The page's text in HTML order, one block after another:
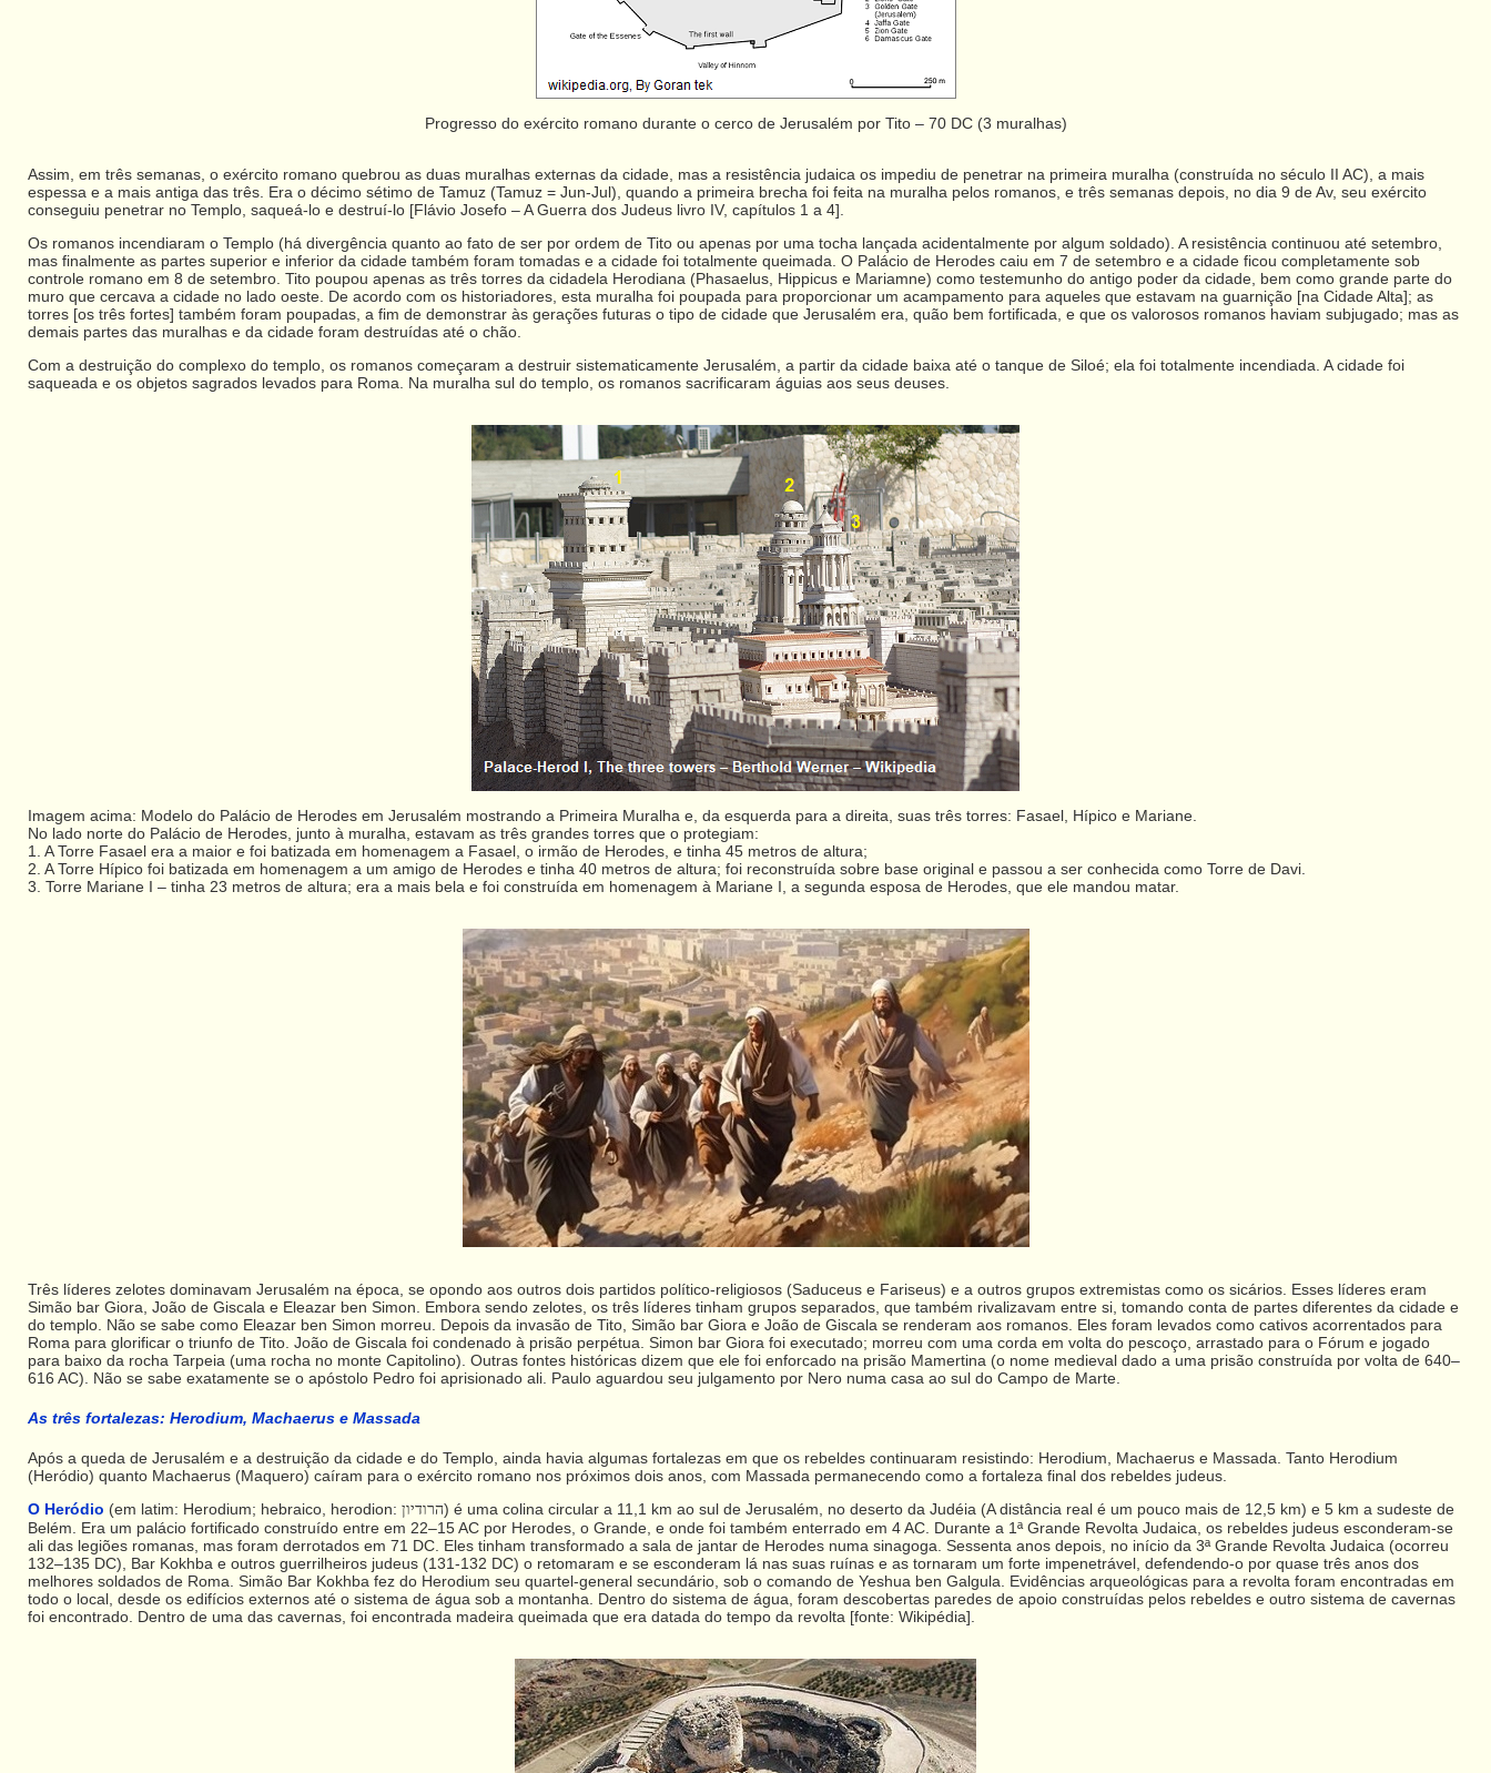
Progresso do exército romano durante o cerco de Jerusalém por Tito – 70 DC (3 muralhas)
Assim, em três semanas, o exército romano quebrou as duas muralhas externas da cidade, mas a resistência judaica os impediu de penetrar na primeira muralha (construída no século II AC), a mais
espessa e a mais antiga das três. Era o décimo sétimo de Tamuz (Tamuz = Jun-Jul), quando a primeira brecha foi feita na muralha pelos romanos, e três semanas depois, no dia 9 de Av, seu exército
conseguiu penetrar no Templo, saqueá-lo e destruí-lo [Flávio Josefo – A Guerra dos Judeus livro IV, capítulos 1 a 4].
Os romanos incendiaram o Templo (há divergência quanto ao fato de ser por ordem de Tito ou apenas por uma tocha lançada acidentalmente por algum soldado). A resistência continuou até setembro,
mas finalmente as partes superior e inferior da cidade também foram tomadas e a cidade foi totalmente queimada. O Palácio de Herodes caiu em 7 de setembro e a cidade ficou completamente sob
controle romano em 8 de setembro. Tito poupou apenas as três torres da cidadela Herodiana (Phasaelus, Hippicus e Mariamne) como testemunho do antigo poder da cidade, bem como grande parte do
muro que cercava a cidade no lado oeste. De acordo com os historiadores, esta muralha foi poupada para proporcionar um acampamento para aqueles que estavam na guarnição [na Cidade Alta]; as
torres [os três fortes] também foram poupadas, a fim de demonstrar às gerações futuras o tipo de cidade que Jerusalém era, quão bem fortificada, e que os valorosos romanos haviam subjugado; mas as
demais partes das muralhas e da cidade foram destruídas até o chão.
Com a destruição do complexo do templo, os romanos começaram a destruir sistematicamente Jerusalém, a partir da cidade baixa até o tanque de Siloé; ela foi totalmente incendiada. A cidade foi
saqueada e os objetos sagrados levados para Roma. Na muralha sul do templo, os romanos sacrificaram águias aos seus deuses.
Imagem acima: Modelo do Palácio de Herodes em Jerusalém mostrando a Primeira Muralha e, da esquerda para a direita, suas três torres: Fasael, Hípico e Mariane.
No lado norte do Palácio de Herodes, junto à muralha, estavam as três grandes torres que o protegiam:
1. A Torre Fasael era a maior e foi batizada em homenagem a Fasael, o irmão de Herodes, e tinha 45 metros de altura;
2. A Torre Hípico foi batizada em homenagem a um amigo de Herodes e tinha 40 metros de altura; foi reconstruída sobre base original e passou a ser conhecida como Torre de Davi.
3. Torre Mariane I – tinha 23 metros de altura; era a mais bela e foi construída em homenagem à Mariane I, a segunda esposa de Herodes, que ele mandou matar.
Três líderes zelotes dominavam Jerusalém na época, se opondo aos outros dois partidos político-religiosos (Saduceus e Fariseus) e a outros grupos extremistas como os sicários. Esses líderes eram
Simão bar Giora, João de Giscala e Eleazar ben Simon. Embora sendo zelotes, os três líderes tinham grupos separados, que também rivalizavam entre si, tomando conta de partes diferentes da cidade e
do templo. Não se sabe como Eleazar ben Simon morreu. Depois da invasão de Tito, Simão bar Giora e João de Giscala se renderam aos romanos. Eles foram levados como cativos acorrentados para
Roma para glorificar o triunfo de Tito. João de Giscala foi condenado à prisão perpétua. Simon bar Giora foi executado; morreu com uma corda em volta do pescoço, arrastado para o Fórum e jogado
para baixo da rocha Tarpeia (uma rocha no monte Capitolino). Outras fontes históricas dizem que ele foi enforcado na prisão Mamertina (o nome medieval dado a uma prisão construída por volta de 640–
616 AC). Não se sabe exatamente se o apóstolo Pedro foi aprisionado ali. Paulo aguardou seu julgamento por Nero numa casa ao sul do Campo de Marte.
As três fortalezas: Herodium, Machaerus e Massada
Após a queda de Jerusalém e a destruição da cidade e do Templo, ainda havia algumas fortalezas em que os rebeldes continuaram resistindo: Herodium, Machaerus e Massada. Tanto Herodium
(Heródio) quanto Machaerus (Maquero) caíram para o exército romano nos próximos dois anos, com Massada permanecendo como a fortaleza final dos rebeldes judeus.
O Heródio (em latim: Herodium; hebraico, herodion: הרודיון) é uma colina circular a 11,1 km ao sul de Jerusalém, no deserto da Judéia (A distância real é um pouco mais de 12,5 km) e 5 km a sudeste de
Belém. Era um palácio fortificado construído entre em 22–15 AC por Herodes, o Grande, e onde foi também enterrado em 4 AC. Durante a 1ª Grande Revolta Judaica, os rebeldes judeus esconderam-se
ali das legiões romanas, mas foram derrotados em 71 DC. Eles tinham transformado a sala de jantar de Herodes numa sinagoga. Sessenta anos depois, no início da 3ª Grande Revolta Judaica (ocorreu
132–135 DC), Bar Kokhba e outros guerrilheiros judeus (131-132 DC) o retomaram e se esconderam lá nas suas ruínas e as tornaram um forte impenetrável, defendendo-o por quase três anos dos
melhores soldados de Roma. Simão Bar Kokhba fez do Herodium seu quartel-general secundário, sob o comando de Yeshua ben Galgula. Evidências arqueológicas para a revolta foram encontradas em
todo o local, desde os edifícios externos até o sistema de água sob a montanha. Dentro do sistema de água, foram descobertas paredes de apoio construídas pelos rebeldes e outro sistema de cavernas
foi encontrado. Dentro de uma das cavernas, foi encontrada madeira queimada que era datada do tempo da revolta [fonte: Wikipédia].